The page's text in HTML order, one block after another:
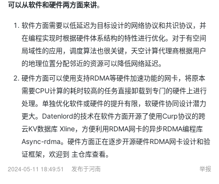
可以从软件和硬件两方面来讲。
软件方面需要以低延迟为目标设计的网络协议和共识协议，并
在编程实现时根据硬件体系结构的特性进行优化。对于有空间
局域性的应用，调度算法也很关键，天空计算代理商根据用户
的地理位置分配邻近的资源可以降低网络延迟。
硬件方面可以使用支持RDMA等硬件加速功能的网卡，将原本
需要CPU计算的耗时较高的任务直接卸载到专门的硬件上进行
处理。单独优化软件或硬件的提升有限，软硬件协同设计潜力
更大。Datenlord的技术在软件方面开源了使用Curp协议的跨
云KV数据库 Xline，方便利用RDMA网卡的异步RDMA编程库
Async-rdma。硬件方面正在逐步开源硬件RDMA网卡设计和验
证框架，欢迎到 主仓库查看。
2024-05-11 18:49:51
发布于河南 举报